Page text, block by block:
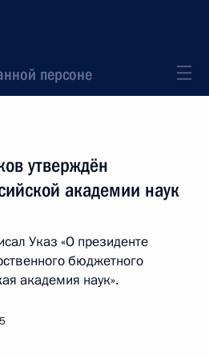
персоне
утверждён
академии наук
Указ «О президенте
бюджетного
академия наук».